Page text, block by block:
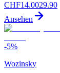
CHF14.0029.90
Ansehen
-5%
Wozinsky